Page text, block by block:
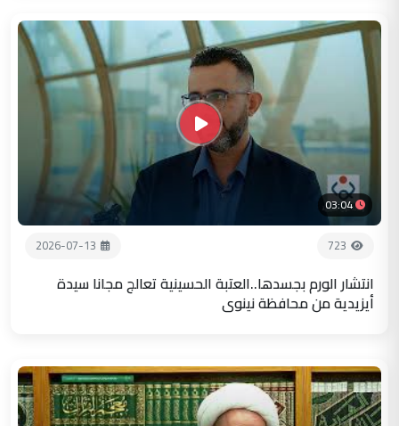
03:04
723
2026-07-13
انتشار الورم بجسدها..العتبة الحسينية تعالج مجانا سيدة
أيزيدية من محافظة نينوى